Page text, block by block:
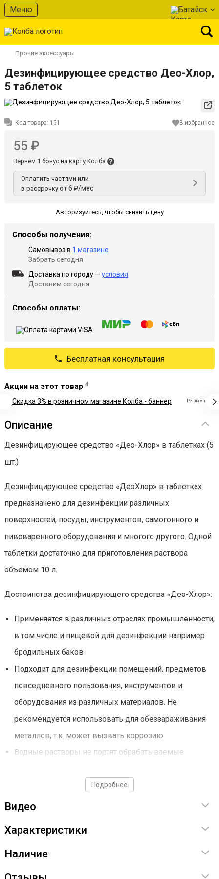
Меню Батайск
Прочие аксессуары
Дезинфицирующее средство Део-Хлор,
5 таблеток
Код товара: 151 В избранное
55 ₽
Вернем 1 бонус на карту Колба
Оплатить частями или
в рассрочку от 6 ₽/мес
Авторизуйтесь, чтобы снизить цену
Способы получения:
Самовывоз в 1 магазине
Забрать сегодня
Доставка по городу — условия
Доставим сегодня
Способы оплаты:
Бесплатная консультация
Акции на этот товар 4
Реклама
Описание
Дезинфицирующее средство «Део-Хлор» в таблетках (5
шт.)
Дезинфицирующее средство «ДеоХлор» в таблетках
предназначено для дезинфекции различных
поверхностей, посуды, инструментов, самогонного и
пивоваренного оборудования и многого другого. Одной
таблетки достаточно для приготовления раствора
объемом 10 л.
Достоинства дезинфицирующего средства «Део-Хлор»:
Применяется в различных отраслях промышленности,
в том числе и пищевой для дезинфекции например
бродильных баков
Подходит для дезинфекции помещений, предметов
повседневного пользования, инструментов и
оборудования из различных материалов. Не
рекомендуется использовать для обеззараживания
металлов, т.к. может вызвать коррозию.
Водные растворы не портят обрабатываемые
материалов, а также посуду и предметы из
коррозионно-стойких металлов, стекла, резин и
Средство хорошо растворимо в воде.
Позволяет избавиться от плесени. Обладает
Подробнее
Видео
Характеристики
Наличие